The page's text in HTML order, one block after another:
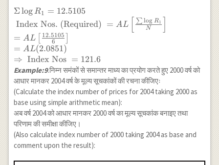
\Sigma \log R_1
=12.5105 \\ \text {
Index Nos. (Required)
}=AL\left[\frac{\sum
\log R_1}{N}\right]
\\ =A
L\left[\frac{12.5105}
{6}\right] \\ =A
L(2.0851) \\
\Rightarrow \text {
Index Nos } =121.6
ΣlogR1 = 12.5105
Index Nos. (Required) = AL N
∑ log R1
= AL 6
12.5105
= AL(2.0851)
⇒ Index Nos = 121.6
Example:9.निम्न समंकों से समान्तर माध्य का प्रयोग करते हुए 2000 वर्ष को
आधार मानकर 2004 वर्ष के मूल्य सूचकांकों की रचना कीजिएः
(Calculate the index number of prices for 2004 taking 2000 as
base using simple arithmetic mean):
अब वर्ष 2004 को आधार मानकर 2000 वर्ष का मूल्य सूचकांक बनाइए तथा
परिणाम की समीक्षा कीजिए।
(Also calculate index number of 2000 taking 2004 as base and
comment upon the result):